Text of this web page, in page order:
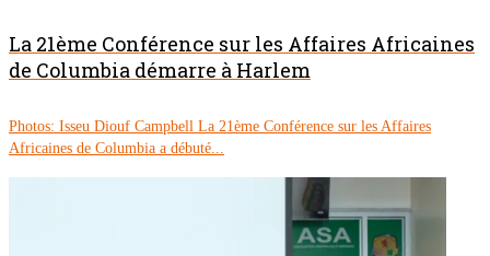
La 21ème Conférence sur les Affaires Africaines
de Columbia démarre à Harlem
Photos: Isseu Diouf Campbell La 21ème Conférence sur les Affaires
Africaines de Columbia a débuté...